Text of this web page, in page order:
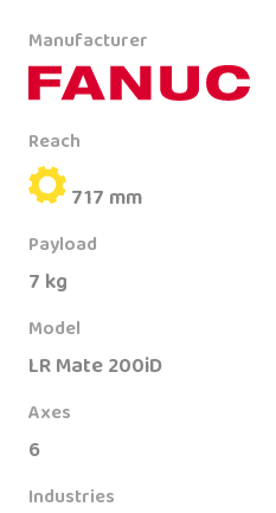
Manufacturer
Reach
717 mm
Payload
7 kg
Model
LR Mate 200iD
Axes
6
Industries